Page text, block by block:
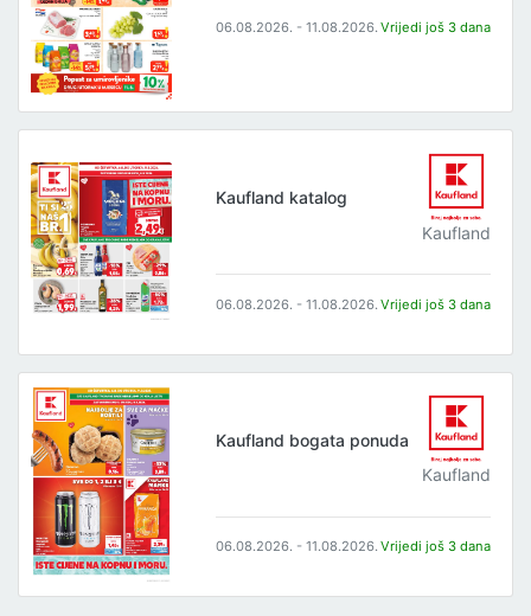
06.08.2026. - 11.08.2026. Vrijedi još 3 dana
Kaufland katalog
Kaufland
06.08.2026. - 11.08.2026. Vrijedi još 3 dana
Kaufland bogata ponuda
Kaufland
06.08.2026. - 11.08.2026. Vrijedi još 3 dana